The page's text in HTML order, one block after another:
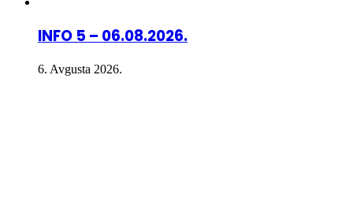
INFO 5 – 06.08.2026.
6. Avgusta 2026.